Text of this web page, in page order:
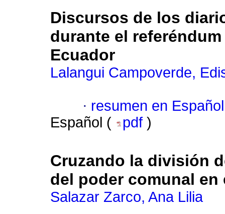
Discursos de los
durante el
Ecuador
Lalangui Campoverde,
· resumen en Español
Español (
pdf )
Cruzando la división
del poder comunal en
Salazar Zarco, Ana Lilia